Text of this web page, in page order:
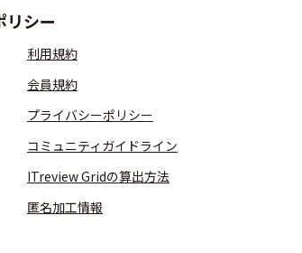
リシー
利用規約
会員規約
プライバシーポリシー
コミュニティガイドライン
ITreview Gridの算出方法
匿名加工情報